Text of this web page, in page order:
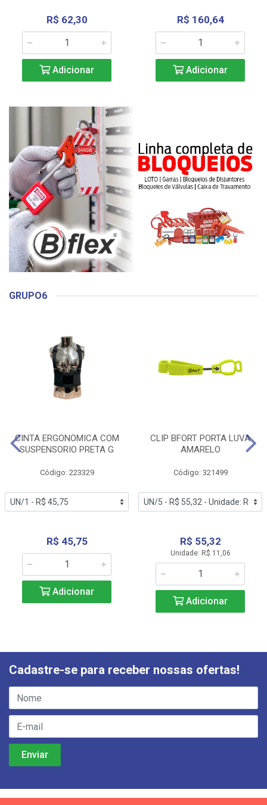
R$ 62,30
Adicionar
R$ 160,64
Adicionar
GRUPO6
CINTA ERGONOMICA COM
SUSPENSORIO PRETA G
Código: 223329
R$ 45,75
Adicionar
CLIP BFORT PORTA LUVA
AMARELO
Código: 321499
R$ 55,32
Unidade: R$ 11,06
Adicionar
Cadastre-se para receber nossas ofertas!